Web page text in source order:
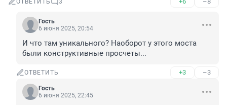
ОТВЕТИТЬ 3
Гость
6 июня 2025, 20:54
И что там уникального? Наоборот у этого моста
были конструктивные просчеты...
ОТВЕТИТЬ +3 –3
Гость
6 июня 2025, 22:45